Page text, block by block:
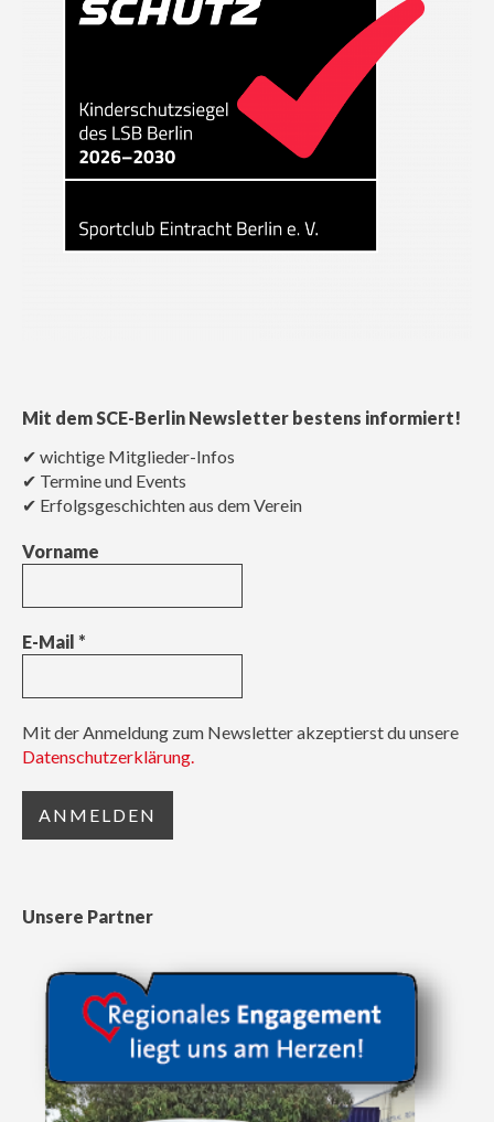
Mit dem SCE-Berlin Newsletter bestens informiert!
✔ wichtige Mitglieder-Infos
✔ Termine und Events
✔ Erfolgsgeschichten aus dem Verein
Vorname
E-Mail *
Mit der Anmeldung zum Newsletter akzeptierst du unsere
Datenschutzerklärung.
Unsere Partner